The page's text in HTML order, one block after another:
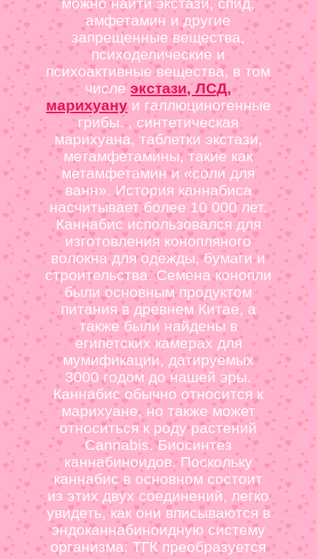
можно найти экстази, спид,
амфетамин и другие
запрещенные вещества,
психоделические и
психоактивные вещества, в том
числеэкстази, ЛСД,
марихуануи галлюциногенные
грибы. , синтетическая
марихуана, таблетки экстази,
метамфетамины, такие как
метамфетамин и «соли для
ванн». История каннабиса
насчитывает более 10 000 лет.
Каннабис использовался для
изготовления конопляного
волокна для одежды, бумаги и
строительства. Семена конопли
были основным продуктом
питания в древнем Китае, а
также были найдены в
египетских камерах для
мумификации, датируемых
3000 годом до нашей эры.
Каннабис обычно относится к
марихуане, но также может
относиться к роду растений
Cannabis. Биосинтез
каннабиноидов. Поскольку
каннабис в основном состоит
из этих двух соединений, легко
увидеть, как они вписываются в
эндоканнабиноидную систему
организма: ТГК преобразуется